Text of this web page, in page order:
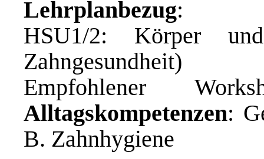
Lehrplanbezug:
HSU1/2: Körper
Zahngesundheit)
Empfohlener
Alltagskompetenzen:
B. Zahnhygiene